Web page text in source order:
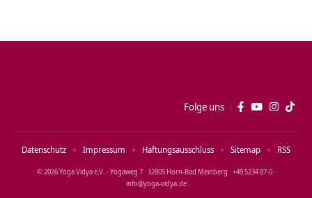
Folge uns
© 2026 Yoga Vidya e.V. · Yogaweg 7 · 32805 Horn‑Bad Meinberg · +49 5234 87‑0 ·
info@yoga‑vidya.de
Datenschutz Impressum Haftungsausschluss Sitemap RSS